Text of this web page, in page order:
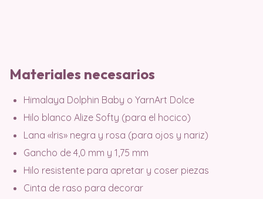
Materiales necesarios
Himalaya Dolphin Baby o YarnArt Dolce
Hilo blanco Alize Softy (para el hocico)
Lana «Iris» negra y rosa (para ojos y nariz)
Gancho de 4,0 mm y 1,75 mm
Hilo resistente para apretar y coser piezas
Cinta de raso para decorar